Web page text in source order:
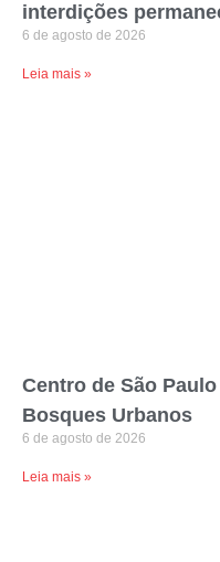
interdições
6 de agosto de 2026
Leia mais »
Centro de São
Bosques Urbanos
6 de agosto de 2026
Leia mais »